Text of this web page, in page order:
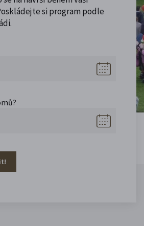
si program podle